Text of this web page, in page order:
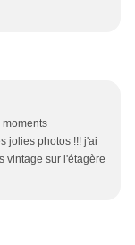
moments
jolies photos !!! j'ai
vintage sur l'étagère